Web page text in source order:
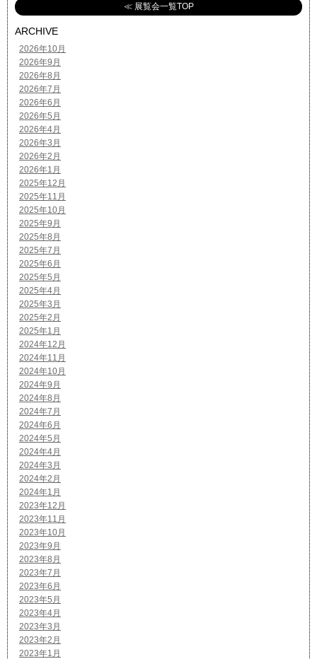
≪ 展覧会一覧TOP
ARCHIVE
2026年10月
2026年9月
2026年8月
2026年7月
2026年6月
2026年5月
2026年4月
2026年3月
2026年2月
2026年1月
2025年12月
2025年11月
2025年10月
2025年9月
2025年8月
2025年7月
2025年6月
2025年5月
2025年4月
2025年3月
2025年2月
2025年1月
2024年12月
2024年11月
2024年10月
2024年9月
2024年8月
2024年7月
2024年6月
2024年5月
2024年4月
2024年3月
2024年2月
2024年1月
2023年12月
2023年11月
2023年10月
2023年9月
2023年8月
2023年7月
2023年6月
2023年5月
2023年4月
2023年3月
2023年2月
2023年1月